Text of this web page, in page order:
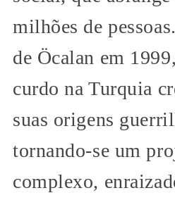
milhões de
de Öcalan em
curdo na Turquia
suas origens
tornando-se um
complexo,